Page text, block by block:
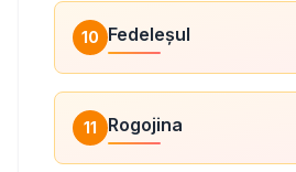
10 Fedeleșul
11 Rogojina